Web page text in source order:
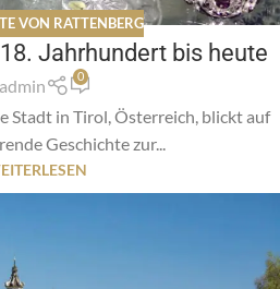
VON RATTENBERG
Jahrhundert bis heute
admin 0
Stadt in Tirol, Österreich, blickt auf
Geschichte zur...